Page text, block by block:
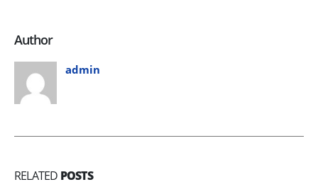
Author
admin
RELATED POSTS